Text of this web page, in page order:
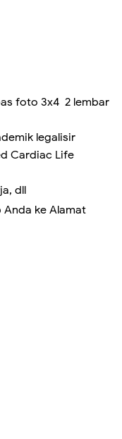
foto 3x4 2 lembar
legalisir
Cardiac Life
dll
Anda ke Alamat